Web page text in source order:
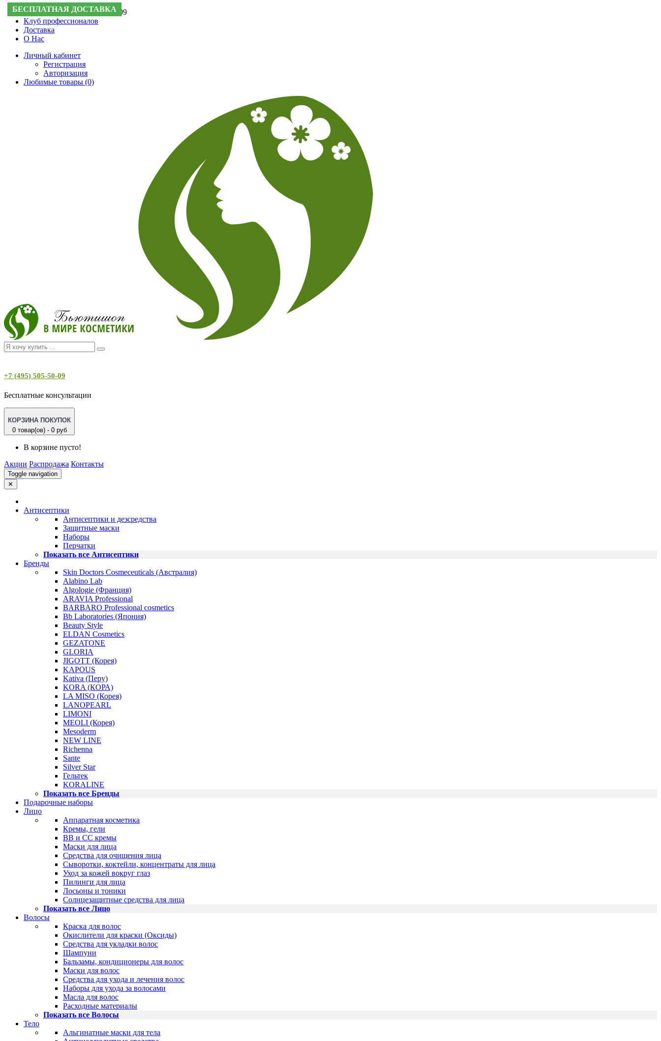
Поддержка: +7 (495) 505-50-09
Клуб профессионалов
Доставка
О Нас
Личный кабинет
Регистрация
Авторизация
Любимые товары (0)
+7 (495) 505-50-09
Бесплатные консультации
КОРЗИНА ПОКУПОК
0 товар(ов) - 0 руб
В корзине пусто!
Акции Распродажа Контакты
Toggle navigation
✕
Антисептики
Антисептики и дезсредства
Защитные маски
Наборы
Перчатки
Показать все Антисептики
Бренды
Skin Doctors Cosmeceuticals (Австралия)
Alabino Lab
Algologie (Франция)
ARAVIA Professional
BARBARO Professional cosmetics
Bb Laboratories (Япония)
Beauty Style
ELDAN Cosmetics
GEZATONE
GLORIA
JIGOTT (Корея)
KAPOUS
Kativa (Перу)
KORA (КОРА)
LA MISO (Корея)
LANOPEARL
LIMONI
MEOLI (Корея)
Mesoderm
NEW LINE
Richenna
Sante
Silver Star
Гельтек
KORALINE
Показать все Бренды
Подарочные наборы
Лицо
Аппаратная косметика
Кремы, гели
BB и CC кремы
Маски для лица
Средства для очищения лица
Сыворотки, коктейли, концентраты для лица
Уход за кожей вокруг глаз
Пилинги для лица
Лосьоны и тоники
Солнцезащитные средства для лица
Показать все Лицо
Волосы
Краска для волос
Окислители для краски (Оксиды)
Средства для укладки волос
Шампуни
Бальзамы, кондиционеры для волос
Маски для волос
Средства для ухода и лечения волос
Наборы для ухода за волосами
Масла для волос
Расходные материалы
Показать все Волосы
Тело
Альгинатные маски для тела
БЕСПЛАТНАЯ ДОСТАВКА